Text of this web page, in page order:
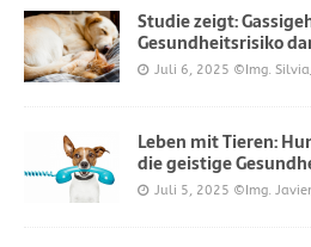
Studie zeigt:
Gesundheitsrisiko
Juli 6, 2025 ©Img.
Leben mit Tieren:
die geistige
Juli 5, 2025 ©Img.